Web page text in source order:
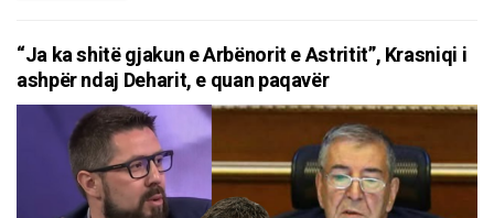
“Ja ka shitë gjakun e Arbënorit e Astritit”, Krasniqi i
ashpër ndaj Deharit, e quan paqavër